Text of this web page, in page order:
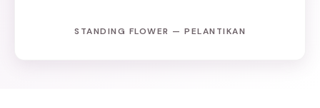
STANDING FLOWER — PELANTIKAN